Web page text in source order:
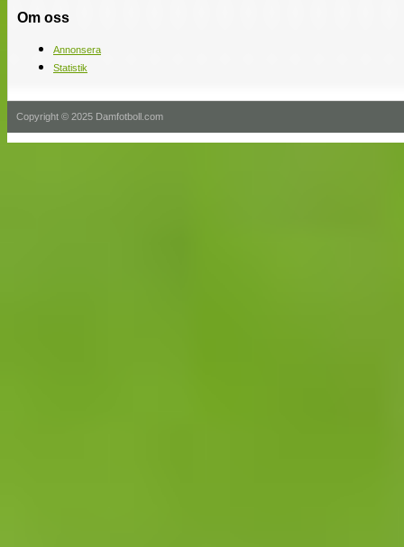
Om oss
Annonsera
Statistik
Copyright © 2025 Damfotboll.com